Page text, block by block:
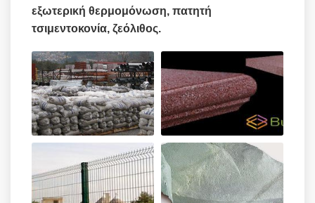
εξωτερική θερμομόνωση, πατητή
τσιμεντοκονία, ζεόλιθος.